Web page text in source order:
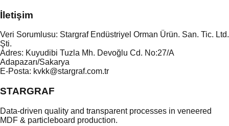
İletişim
Veri Sorumlusu: Stargraf Endüstriyel Orman Ürün. San. Tic. Ltd.
Şti.
Adres: Kuyudibi Tuzla Mh. Devoğlu Cd. No:27/A
Adapazarı/Sakarya
E-Posta: kvkk@stargraf.com.tr
STARGRAF
Data-driven quality and transparent processes in veneered
MDF & particleboard production.